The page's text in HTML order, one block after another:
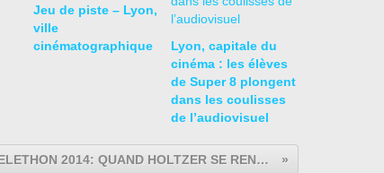
Jeu de piste – Lyon,
ville
cinématographique
Lyon, capitale du
cinéma : les élèves
de Super 8 plongent
dans les coulisses
de l’audiovisuel
TELETHON 2014: QUAND HOLTZER SE REND A GRUNER